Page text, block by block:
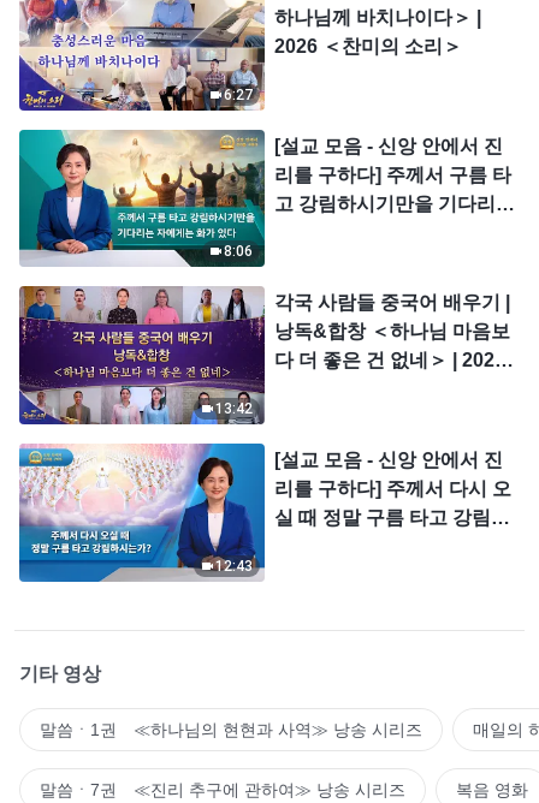
6:27
하나님께 바치나이다＞ |
2026 ＜찬미의 소리＞
8:06
[설교 모음 - 신앙 안에서 진
리를 구하다] 주께서 구름 타
고 강림하시기만을 기다리는
13:42
각국 사람들 중국어 배우기 |
낭독&합창 ＜하나님 마음보
다 더 좋은 건 없네＞ | 2026
12:43
[설교 모음 - 신앙 안에서 진
리를 구하다] 주께서 다시 오
실 때 정말 구름 타고 강림하
기타 영상
말씀ㆍ1권 ≪하나님의 현현과 사역≫ 낭송 시리즈 매일의
말씀ㆍ7권 ≪진리 추구에 관하여≫ 낭송 시리즈 복음 영화